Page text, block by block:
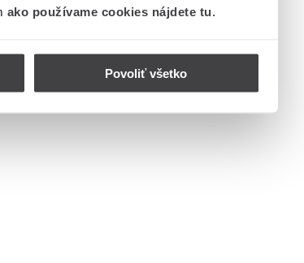
ako používame cookies nájdete tu.
Povoliť všetko